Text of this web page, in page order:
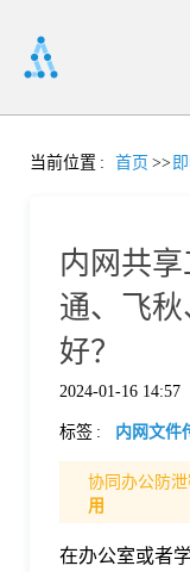
首
价
当前位置 : 首页 >>
内网共
通、飞
好？
2024-01-16 14:57
标签 : 内网文件
协同办公防
用
在办公室或者